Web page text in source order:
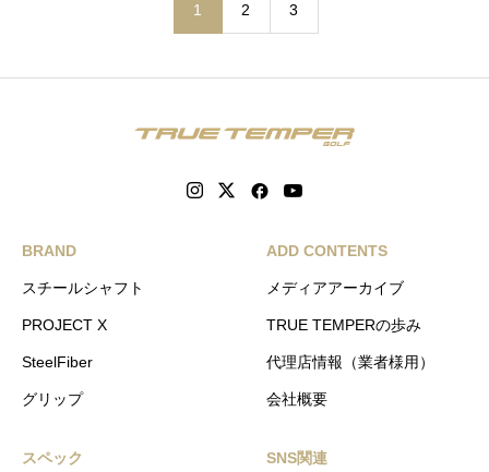
1 2 3
BRAND
スチールシャフト
PROJECT X
SteelFiber
グリップ
ADD CONTENTS
メディアアーカイブ
TRUE TEMPERの歩み
代理店情報（業者様用）
会社概要
スペック SNS関連